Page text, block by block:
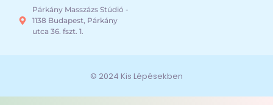
Párkány Masszázs Stúdió -
1138 Budapest, Párkány
utca 36. fszt. 1.
© 2024 Kis Lépésekben